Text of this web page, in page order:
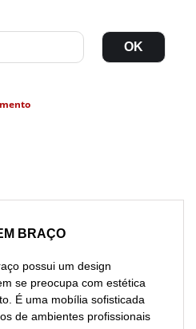
BRAÇO
possui um design
se preocupa com estética
É uma mobília sofisticada
de ambientes profissionais